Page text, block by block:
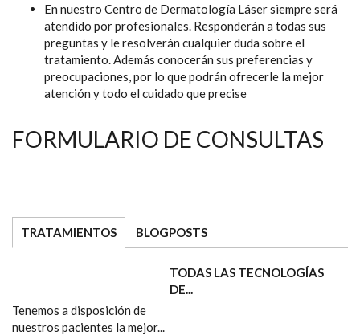
En nuestro Centro de Dermatología Láser siempre será
atendido por profesionales. Responderán a todas sus
preguntas y le resolverán cualquier duda sobre el
tratamiento. Además conocerán sus preferencias y
preocupaciones, por lo que podrán ofrecerle la mejor
atención y todo el cuidado que precise
FORMULARIO DE CONSULTAS
TRATAMIENTOS BLOGPOSTS
TODAS LAS TECNOLOGÍAS
DE...
Tenemos a disposición de
nuestros pacientes la mejor...